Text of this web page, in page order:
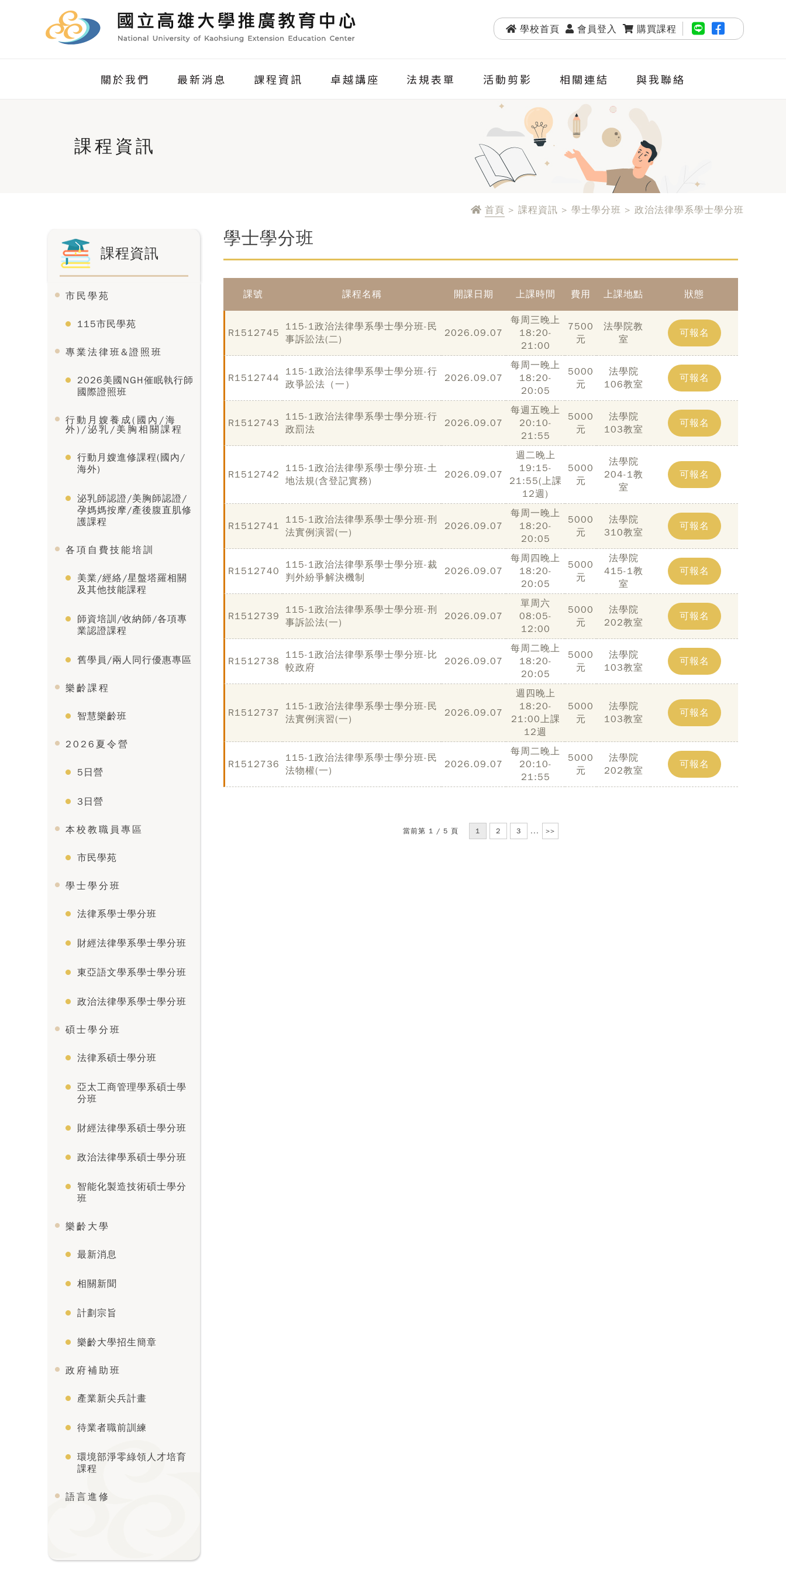
學校首頁 會員登入 購買課程
關於我們 最新消息 課程資訊 卓越講座 法規表單 活動剪影 相關連結 與我聯絡
課程資訊
首頁 > 課程資訊 > 學士學分班 > 政治法律學系學士學分班
課程資訊
市民學苑
115市民學苑
專業法律班&證照班
2026美國NGH催眠執行師
國際證照班
行動月嫂養成(國內/海
外)/泌乳/美胸相關課程
行動月嫂進修課程(國內/
海外)
泌乳師認證/美胸師認證/
孕媽媽按摩/產後腹直肌修
護課程
各項自費技能培訓
美業/經絡/星盤塔羅相關
及其他技能課程
師資培訓/收納師/各項專
業認證課程
舊學員/兩人同行優惠專區
樂齡課程
智慧樂齡班
2026夏令營
5日營
3日營
本校教職員專區
市民學苑
學士學分班
法律系學士學分班
財經法律學系學士學分班
東亞語文學系學士學分班
政治法律學系學士學分班
碩士學分班
法律系碩士學分班
亞太工商管理學系碩士學
分班
財經法律學系碩士學分班
政治法律學系碩士學分班
智能化製造技術碩士學分
班
樂齡大學
最新消息
相關新聞
計劃宗旨
樂齡大學招生簡章
政府補助班
產業新尖兵計畫
待業者職前訓練
環境部淨零綠領人才培育
課程
語言進修
學士學分班
課號 課程名稱 開課日期 上課時間 費用 上課地點 狀態
R1512745
115-1政治法律學系學士學分班-民
事訴訟法(二)
2026.09.07
每周三晚上
18:20-
21:00
7500
元
法學院教
室
可報名
R1512744
115-1政治法律學系學士學分班-行
政爭訟法（一）
2026.09.07
每周一晚上
18:20-
20:05
5000
元
法學院
106教室
可報名
R1512743
115-1政治法律學系學士學分班-行
政罰法
2026.09.07
每週五晚上
20:10-
21:55
5000
元
法學院
103教室
可報名
R1512742
115-1政治法律學系學士學分班-土
地法規(含登記實務)
2026.09.07
週二晚上
19:15-
21:55(上課
12週)
5000
元
法學院
204-1教
室
可報名
R1512741
115-1政治法律學系學士學分班-刑
法實例演習(一)
2026.09.07
每周一晚上
18:20-
20:05
5000
元
法學院
310教室
可報名
R1512740
115-1政治法律學系學士學分班-裁
判外紛爭解決機制
2026.09.07
每周四晚上
18:20-
20:05
5000
元
法學院
415-1教
室
可報名
R1512739
115-1政治法律學系學士學分班-刑
事訴訟法(一)
2026.09.07
單周六
08:05-
12:00
5000
元
法學院
202教室
可報名
R1512738
115-1政治法律學系學士學分班-比
較政府
2026.09.07
每周二晚上
18:20-
20:05
5000
元
法學院
103教室
可報名
R1512737
115-1政治法律學系學士學分班-民
法實例演習(一)
2026.09.07
週四晚上
18:20-
21:00上課
12週
5000
元
法學院
103教室
可報名
R1512736
115-1政治法律學系學士學分班-民
法物權(一)
2026.09.07
每周二晚上
20:10-
21:55
5000
元
法學院
202教室
可報名
當前第 1 / 5 頁 1 2 3 ... >>